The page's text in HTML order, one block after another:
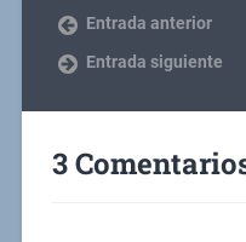
Entrada anterior
Entrada siguiente
3